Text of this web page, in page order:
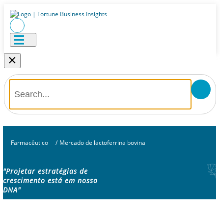
×
Farmacêutico / Mercado de lactoferrina bovina
"Projetar estratégias de
crescimento está em nosso
DNA"